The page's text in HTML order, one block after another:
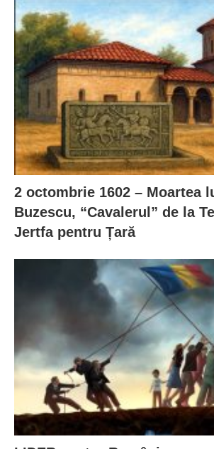
2 octombrie 1602 – Moartea
Buzescu, “Cavalerul” de la
Jertfa pentru Țară